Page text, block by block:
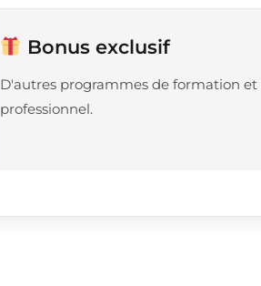
Bonus exclusif
D'autres programmes de formation
professionnel.